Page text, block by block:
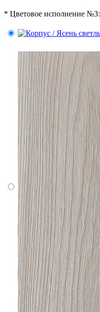
* Цветовое исполнение №3: